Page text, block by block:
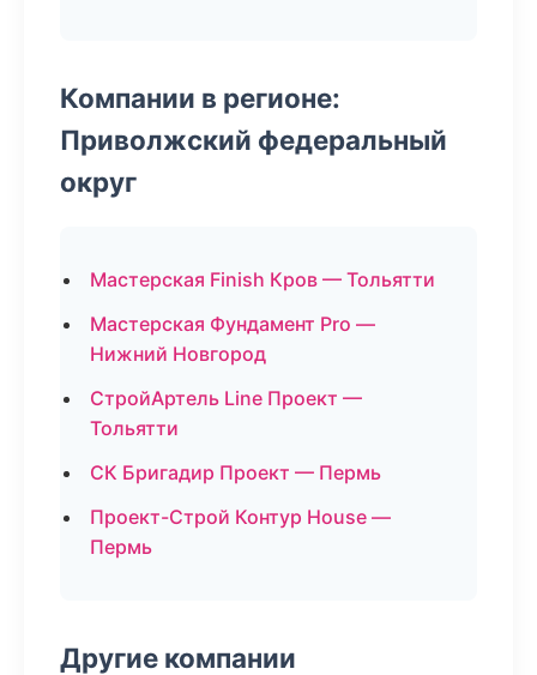
Компании в регионе:
Приволжский федеральный
округ
Мастерская Finish Кров — Тольятти
Мастерская Фундамент Pro —
Нижний Новгород
СтройАртель Line Проект —
Тольятти
СК Бригадир Проект — Пермь
Проект-Строй Контур House —
Пермь
Другие компании